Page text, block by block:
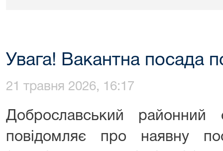
Увага! Вакантна посада
21 травня 2026, 16:17
Доброславський районний
повідомляє про наявну